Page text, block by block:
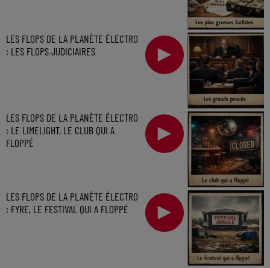
LES FLOPS DE LA PLANÈTE ÉLECTRO
: LES FLOPS JUDICIAIRES
LES FLOPS DE LA PLANÈTE ÉLECTRO
: LE LIMELIGHT, LE CLUB QUI A
FLOPPÉ
LES FLOPS DE LA PLANÈTE ÉLECTRO
: FYRE, LE FESTIVAL QUI A FLOPPÉ